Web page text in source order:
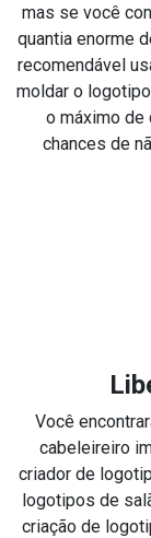
mas se você
quantia enorme
recomendável
moldar o
o máximo de
chances de
Você
cabeleireiro
criador de
logotipos de
criação de